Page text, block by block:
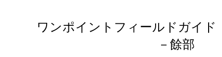
ワンポイントフィールドガイ
－餘部